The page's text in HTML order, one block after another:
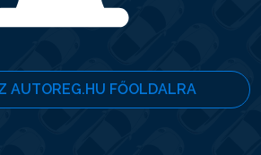
AUTOREG.HU FŐOLDALRA